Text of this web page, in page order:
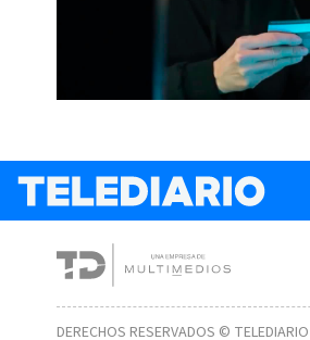
DERECHOS RESERVADOS ©